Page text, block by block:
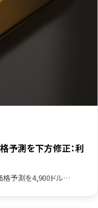
予測を下方修正：利
格予測を4,900ドル…